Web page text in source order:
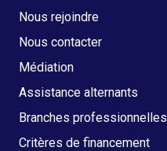
Nous rejoindre
Nous contacter
Médiation
Assistance alternants
Branches professionnelles
Critères de financement